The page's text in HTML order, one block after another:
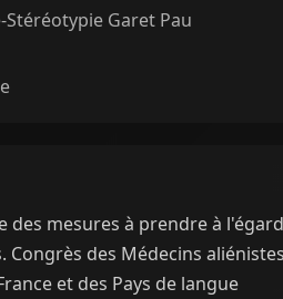
Garet Pau
des mesures à prendre à l'égard
Congrès des Médecins
et des Pays de langue